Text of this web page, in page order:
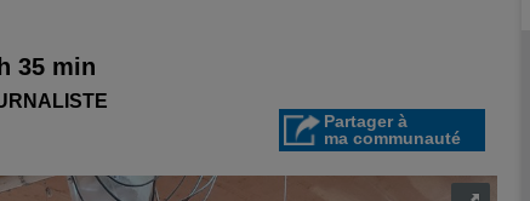
35 min
Partager à
ma communauté